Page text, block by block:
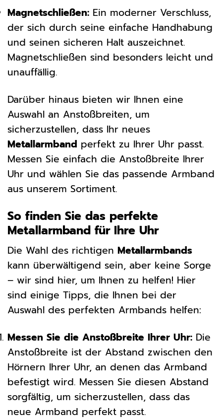
Magnetschließen: Ein moderner Verschluss,
der sich durch seine einfache Handhabung
und seinen sicheren Halt auszeichnet.
Magnetschließen sind besonders leicht und
unauffällig.
Darüber hinaus bieten wir Ihnen eine
Auswahl an Anstoßbreiten, um
sicherzustellen, dass Ihr neues
Metallarmband perfekt zu Ihrer Uhr passt.
Messen Sie einfach die Anstoßbreite Ihrer
Uhr und wählen Sie das passende Armband
aus unserem Sortiment.
So finden Sie das perfekte
Metallarmband für Ihre Uhr
Die Wahl des richtigen Metallarmbands
kann überwältigend sein, aber keine Sorge
– wir sind hier, um Ihnen zu helfen! Hier
sind einige Tipps, die Ihnen bei der
Auswahl des perfekten Armbands helfen:
Messen Sie die Anstoßbreite Ihrer Uhr: Die
Anstoßbreite ist der Abstand zwischen den
Hörnern Ihrer Uhr, an denen das Armband
befestigt wird. Messen Sie diesen Abstand
sorgfältig, um sicherzustellen, dass das
neue Armband perfekt passt.